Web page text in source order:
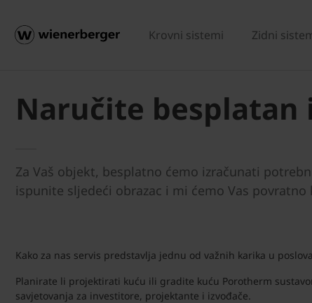
Krovni sistemi Zidni
Naručite
Za Vaš objekt, besplatno ćemo izračunati
ispunite sljedeći obrazac i mi ćemo Vas
Kako za nas servis predstavlja jednu od važnih karika u
Planirate li projektirati kuću ili gradite kuću Porotherm
savjetovanja za investitore, projektante i izvođače.